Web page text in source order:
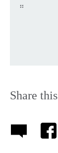
፡፡
Share this